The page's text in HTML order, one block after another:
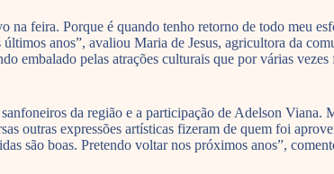
na feira. Porque é quando tenho retorno de todo meu
anos”, avaliou Maria de Jesus, agricultora da
embalado pelas atrações culturais que por várias
da região e a participação de Adelson
outras expressões artísticas fizeram de quem foi
são boas. Pretendo voltar nos próximos anos”,